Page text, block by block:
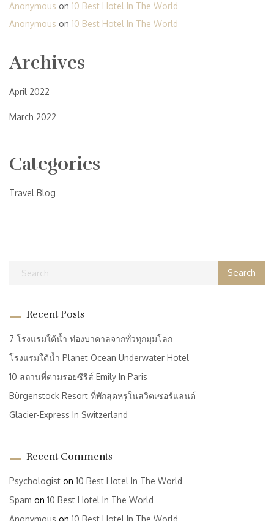
Anonymous on 10 Best Hotel In The World
Anonymous on 10 Best Hotel In The World
Archives
April 2022
March 2022
Categories
Travel Blog
Recent Posts
7 โรงแรมใต้น้ำ ท่องบาดาลจากทั่วทุกมุมโลก
โรงแรมใต้น้ำ Planet Ocean Underwater Hotel
10 สถานที่ตามรอยซีรีส์ Emily In Paris
Bürgenstock Resort ที่พักสุดหรูในสวิตเซอร์แลนด์
Glacier-Express In Switzerland
Recent Comments
Psychologist on 10 Best Hotel In The World
Spam on 10 Best Hotel In The World
Anonymous on 10 Best Hotel In The World